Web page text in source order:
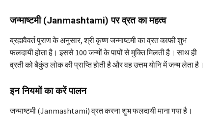
जन्माष्टमी (Janmashtami) पर व्रत का महत्‍व
ब्रह्मवैवर्त पुराण के अनुसार, श्री कृष्ण जन्माष्टमी का व्रत काफी शुभ
फलदायी होता है। इससे 100 जन्मों के पापों से मुक्ति मिलती है। साथ ही
व्रती को बैकुंठ लोक की प्राप्ति होती है और वह उत्तम योनि में जन्म लेता है।
इन नियमों का करें पालन
जन्‍माष्‍टमी (Janmashtami) व्रत करना शुभ फलदायी माना गया है।